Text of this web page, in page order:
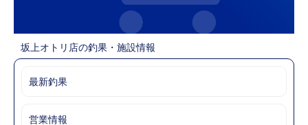
坂上オトリ店の釣果・施設情報
最新釣果
営業情報